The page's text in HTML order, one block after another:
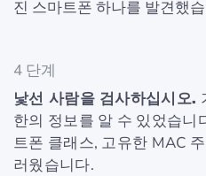
진 스마트폰 하나를 발견했
4 단계
낯선 사람을 검사하십시오.
한의 정보를 알 수 있었습니
트폰 클래스, 고유한 MAC
러웠습니다.